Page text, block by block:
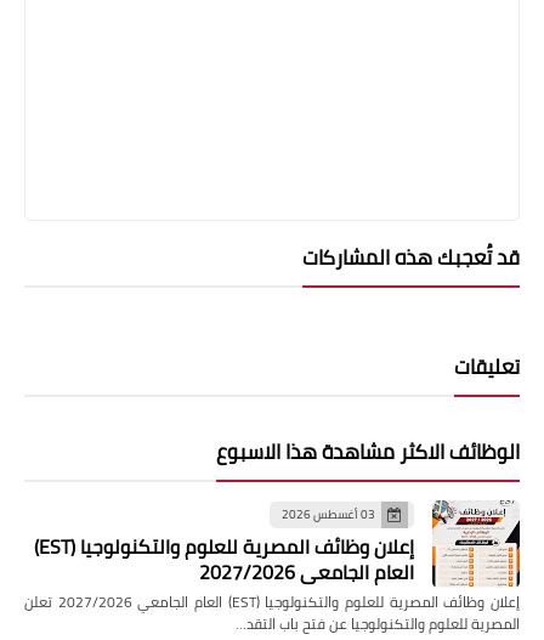
قد تُعجبك هذه المشاركات
تعليقات
الوظائف الاكثر مشاهدة هذا الاسبوع
03 أغسطس 2026
إعلان وظائف المصرية للعلوم والتكنولوجيا (EST)
العام الجامعي 2027/2026
إعلان وظائف المصرية للعلوم والتكنولوجيا (EST) العام الجامعي 2027/2026 تعلن
المصرية للعلوم والتكنولوجيا عن فتح باب التقد…